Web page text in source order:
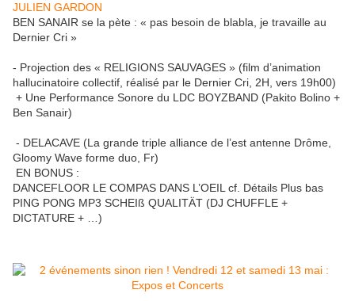
JULIEN GARDON
BEN SANAIR se la pète : « pas besoin de blabla, je travaille au
Dernier Cri »
- Projection des « RELIGIONS SAUVAGES » (film d’animation
hallucinatoire collectif, réalisé par le Dernier Cri, 2H, vers 19h00)
+ Une Performance Sonore du LDC BOYZBAND (Pakito Bolino +
Ben Sanair)
- DELACAVE (La grande triple alliance de l’est antenne Drôme,
Gloomy Wave forme duo, Fr)
EN BONUS :
DANCEFLOOR LE COMPAS DANS L’OEIL cf. Détails Plus bas
PING PONG MP3 SCHEIß QUALITÄT (DJ CHUFFLE +
DICTATURE + …)